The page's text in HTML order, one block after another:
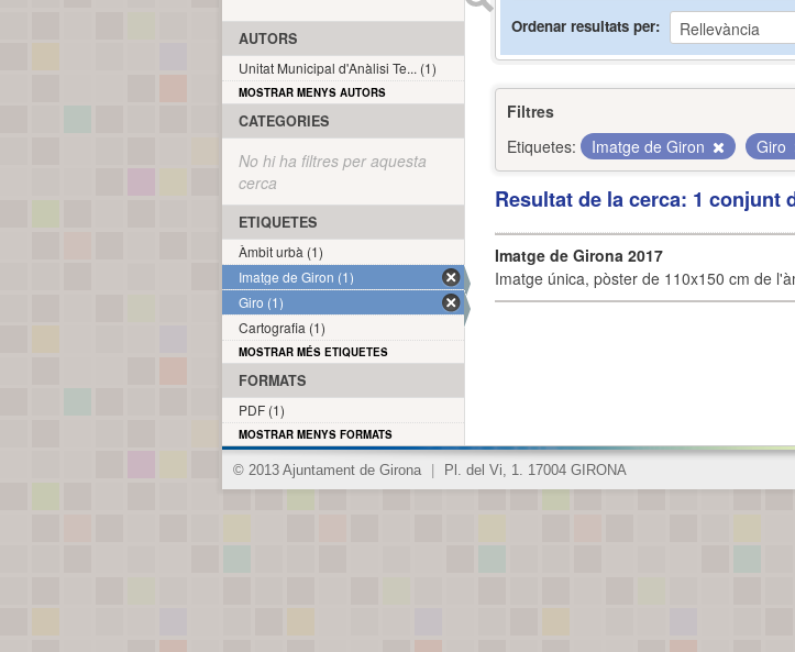
Ordenar resultats per
Filtres
Etiquetes:
Imatge de Giron Giro
Resultat de la cerca: 1 conjunt
Imatge de Girona 2017
Imatge única, pòster de 110x150 cm de
AUTORS
Unitat Municipal d'Anàlisi Te... (1)
MOSTRAR MENYS AUTORS
CATEGORIES
No hi ha filtres per aquesta
cerca
ETIQUETES
Àmbit urbà (1)
Imatge de Giron (1)
Giro (1)
Cartografia (1)
MOSTRAR MÉS ETIQUETES
FORMATS
PDF (1)
MOSTRAR MENYS FORMATS
© 2013 Ajuntament de Girona Pl. del Vi, 1. 17004 GIRONA